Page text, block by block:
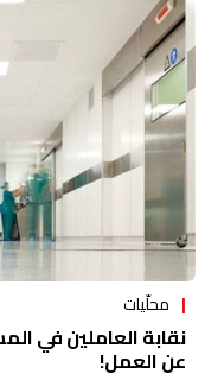
محلّيات
نقابة العاملين في
عن العمل!